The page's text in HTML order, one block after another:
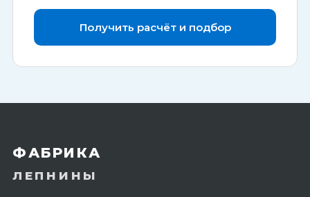
Получить расчёт и подбор
ФАБРИКА
ЛЕПНИНЫ